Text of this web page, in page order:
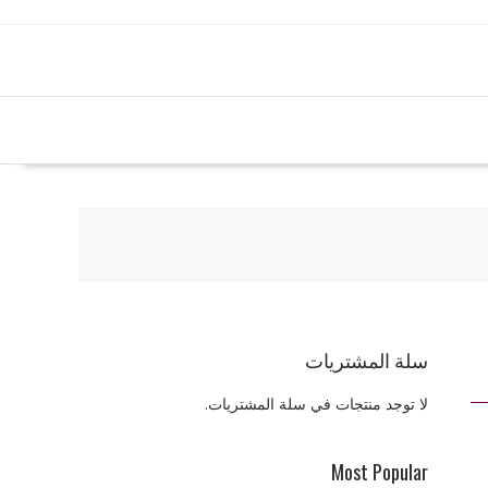
سلة المشتريات
لا توجد منتجات في سلة المشتريات.
Most Popular